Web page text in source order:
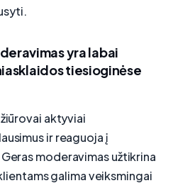
yra labai
tiesioginėse
žiūrovai aktyviai
ir reaguoja į
moderavimas užtikrina
galima veiksmingai